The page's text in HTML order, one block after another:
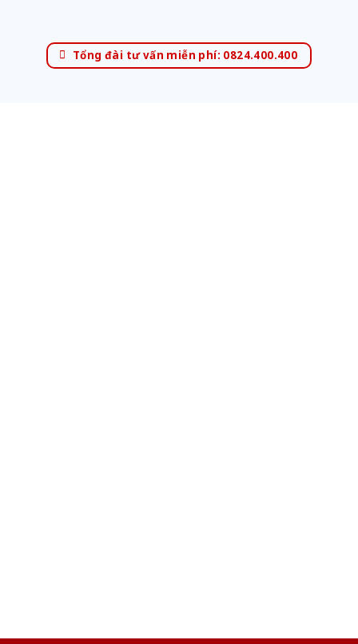
Tổng đài tư vấn miễn phí: 0824.400.400